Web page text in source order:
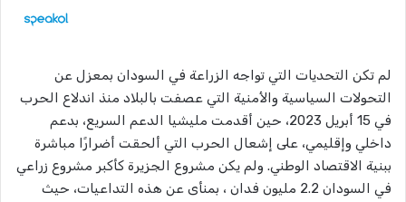
لم تكن التحديات التي تواجه الزراعة في السودان بمعزل عن
التحولات السياسية والأمنية التي عصفت بالبلاد منذ اندلاع الحرب
في 15 أبريل 2023، حين أقدمت مليشيا الدعم السريع، بدعم
داخلي وإقليمي، على إشعال الحرب التي ألحقت أضرارًا مباشرة
ببنية الاقتصاد الوطني. ولم يكن مشروع الجزيرة كأكبر مشروع زراعي
في السودان 2.2 مليون فدان ، بمنأى عن هذه التداعيات، حيث